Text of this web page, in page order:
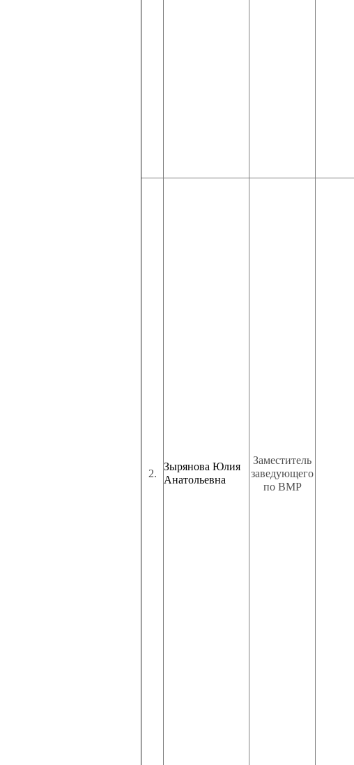
2.
Зырянова Юлия
Анатольевна
Заместитель
заведующего
по ВМР